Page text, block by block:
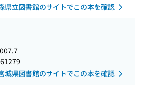
県立図書館のサイトでこの本を確認
城県図書館のサイトでこの本を確認